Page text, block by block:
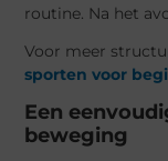
routine. Na het
Voor meer
sporten voor
Een
beweging